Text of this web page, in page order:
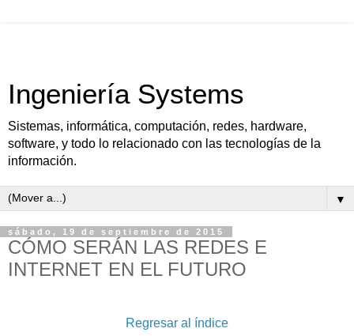
Ingeniería Systems
Sistemas, informática, computación, redes, hardware,
software, y todo lo relacionado con las tecnologías de la
información.
▼
sábado, 19 de septiembre de 2015
CÓMO SERÁN LAS REDES E
INTERNET EN EL FUTURO
Regresar al índice